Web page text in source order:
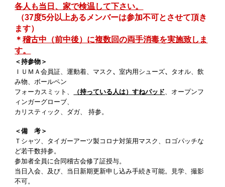
各人も当日、家で検温して下さい。
（37度5分以上あるメンバーは参加不可とさせて頂き
ます）
＊稽古中（前中後）に複数回の両手消毒を実施致しま
す。
＜持参物＞
ＩＵＭＡ会員証、運動着、マスク 、室内用シューズ、 タオル、飲
み物、ボールペン
フォーカスミット、
（持っている人は）すねパッド、オープンフ
ィンガーグローブ、
カリスティック、ダガ、 持参。
＜備 考＞
Ｔシャツ、タイガーアーツ製コロナ対策用マスク、ロゴパッチな
ど若干数持参。
参加者全員に合同稽古会修了証授与。
当日入会、及び、当日新期更新申し込み手続き可能。見学、撮影
不可。